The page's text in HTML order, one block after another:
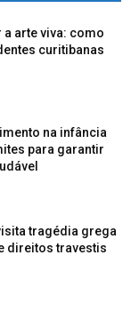
arte viva: como
curitibanas
na infância
para garantir
tragédia grega
direitos travestis